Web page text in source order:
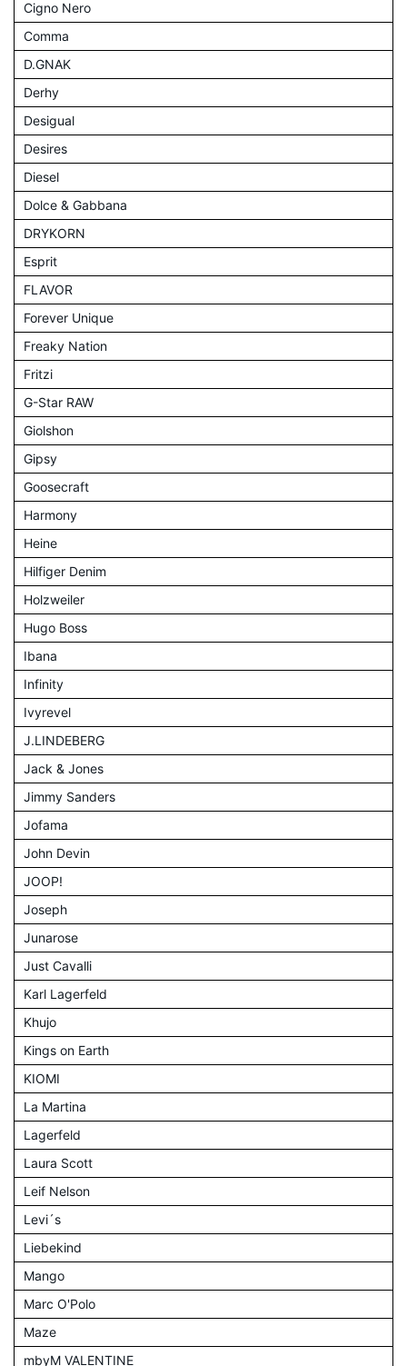
Cigno Nero
Comma
D.GNAK
Derhy
Desigual
Desires
Diesel
Dolce & Gabbana
DRYKORN
Esprit
FLAVOR
Forever Unique
Freaky Nation
Fritzi
G-Star RAW
Giolshon
Gipsy
Goosecraft
Harmony
Heine
Hilfiger Denim
Holzweiler
Hugo Boss
Ibana
Infinity
Ivyrevel
J.LINDEBERG
Jack & Jones
Jimmy Sanders
Jofama
John Devin
JOOP!
Joseph
Junarose
Just Cavalli
Karl Lagerfeld
Khujo
Kings on Earth
KIOMI
La Martina
Lagerfeld
Laura Scott
Leif Nelson
Levi´s
Liebekind
Mango
Marc O'Polo
Maze
mbyM VALENTINE